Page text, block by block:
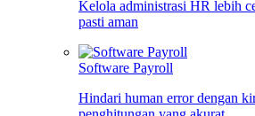
Kelola administrasi HR lebih
pasti aman
Software Payroll
Hindari human error dengan